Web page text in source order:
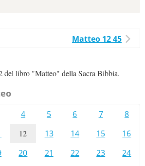
Matteo 12 45
del libro "Matteo" della Sacra Bibbia.
4 5 6 7
8
12 13 14 15
16
20 21 22 23
24